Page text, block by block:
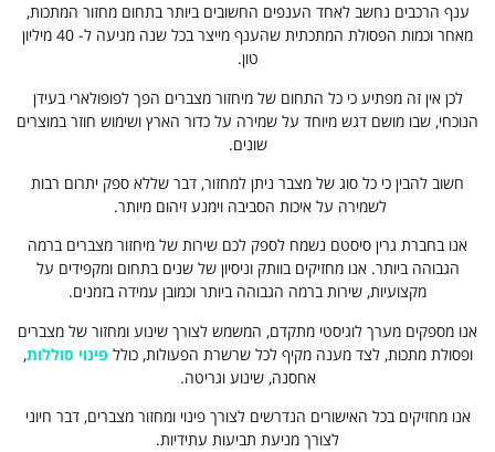
ענף הרכבים נחשב לאחד הענפים החשובים ביותר בתחום מחזור המתכות,
מאחר וכמות הפסולת המתכתית שהענף מייצר בכל שנה מגיעה ל- 40 מיליון
טון.
לכן אין זה מפתיע כי כל התחום של מיחזור מצברים הפך לפופולארי בעידן
הנוכחי, שבו מושם דגש מיוחד על שמירה על כדור הארץ ושימוש חוזר במוצרים
שונים.
חשוב להבין כי כל סוג של מצבר ניתן למחזור, דבר שללא ספק יתרום רבות
לשמירה על איכות הסביבה וימנע זיהום מיותר.
אנו בחברת גרין סיסטם נשמח לספק לכם שירות של מיחזור מצברים ברמה
הגבוהה ביותר. אנו מחזיקים בוותק וניסיון של שנים בתחום ומקפידים על
מקצועיות, שירות ברמה הגבוהה ביותר וכמובן עמידה בזמנים.
אנו מספקים מערך לוגיסטי מתקדם, המשמש לצורך שינוע ומחזור של מצברים
ופסולת מתכות, לצד מענה מקיף לכל שרשרת הפעולות, כולל פינוי סוללות,
אחסנה, שינוע וגריטה.
אנו מחזיקים בכל האישורים הנדרשים לצורך פינוי ומחזור מצברים, דבר חיוני
לצורך מניעת תביעות עתידיות.